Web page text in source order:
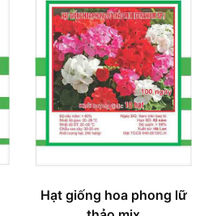
Hạt giống hoa phong lữ